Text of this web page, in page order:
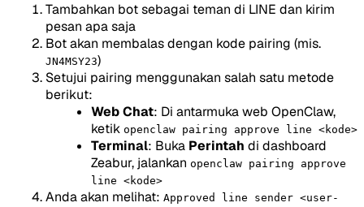
Tambahkan bot sebagai teman di LINE dan kirim
pesan apa saja
Bot akan membalas dengan kode pairing (mis.
JN4MSY23)
Setujui pairing menggunakan salah satu metode
berikut:
Web Chat: Di antarmuka web OpenClaw,
ketik openclaw pairing approve line <kode>
Terminal: Buka Perintah di dashboard
Zeabur, jalankan openclaw pairing approve
line <kode>
Anda akan melihat: Approved line sender <user-